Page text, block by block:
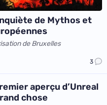
de Mythos et
de Bruxelles
3
aperçu d’Unreal
chose